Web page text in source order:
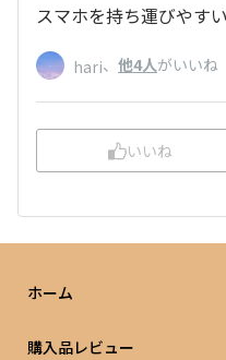
スマホを持ち運びやす
hari、 他4人がいいね
いいね
ホーム
購入品レビュー